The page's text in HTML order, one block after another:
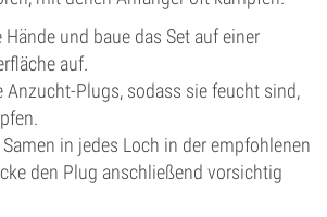
und baue das Set auf einer
auf.
Anzucht-Plugs, sodass sie feucht sind,
in jedes Loch in der empfohlenen
den Plug anschließend vorsichtig